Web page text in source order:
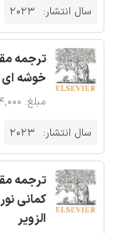
سال انتشار: 2023
ترجمه
خوشه ای
مبلغ: ۳۸۴,۰۰۰ تومان
سال انتشار: 2023
ترجمه
کمانی
الزویر